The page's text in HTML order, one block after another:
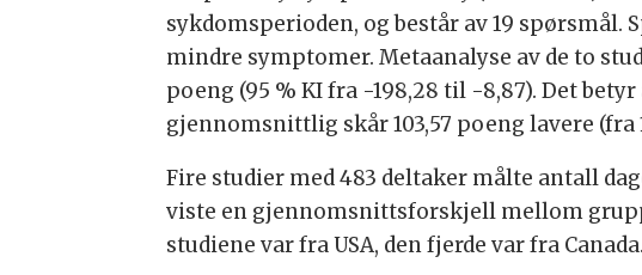
sykdomsperioden, og består av 19
mindre symptomer. Metaanalyse av de to
poeng (95 % KI fra -198,28 til -8,87). Det
gjennomsnittlig skår 103,57 poeng lavere
Fire studier med 483 deltaker målte antall
viste en gjennomsnittsforskjell mellom
studiene var fra USA, den fjerde var fra Canada.